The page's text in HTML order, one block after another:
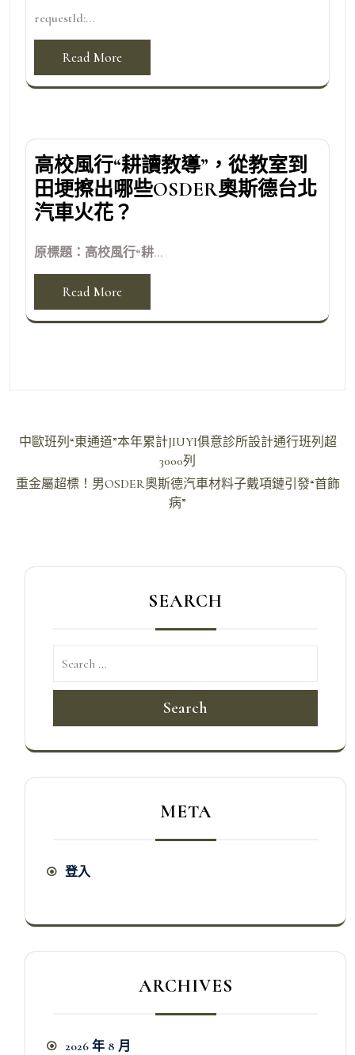
requestId:...
Read More
高校風行“耕讀教導”，從教室到
田埂擦出哪些OSDER奧斯德台北
汽車火花？
原標題：高校風行“耕...
Read More
文
導
中歐班列“東通道”本年累計JIUYI俱意診所設計通行班列超
3000列
重金屬超標！男OSDER奧斯德汽車材料子戴項鏈引發“首飾
病”
SEARCH
Search
META
登入
ARCHIVES
2026 年 8 月